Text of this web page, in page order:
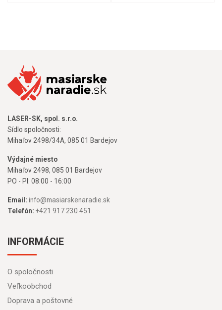
LASER-SK, spol. s.r.o.
Sídlo spoločnosti:
Mihaľov 2498/34A, 085 01 Bardejov
Výdajné miesto
Mihaľov 2498, 085 01 Bardejov
PO - PI: 08:00 - 16:00
Email: info@masiarskenaradie.sk
Telefón: +421 917 230 451
INFORMÁCIE
O spoločnosti
Veľkoobchod
Doprava a poštovné